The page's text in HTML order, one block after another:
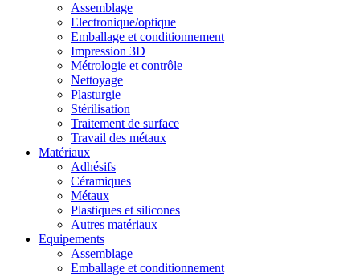
Assemblage
Electronique/optique
Emballage et conditionnement
Impression 3D
Métrologie et contrôle
Nettoyage
Plasturgie
Stérilisation
Traitement de surface
Travail des métaux
Matériaux
Adhésifs
Céramiques
Métaux
Plastiques et silicones
Autres matériaux
Equipements
Assemblage
Emballage et conditionnement